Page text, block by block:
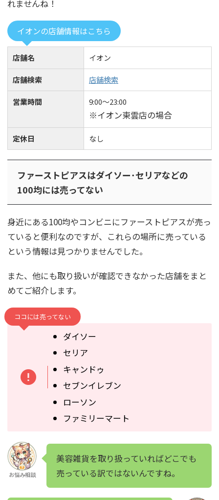
れませんね！
イオンの店舗情報はこちら
店舗名 イオン
店舗検索 店舗検索
営業時間 9:00〜23:00
※イオン東雲店の場合
定休日 なし
ファーストピアスはダイソー･セリアなどの
100均には売ってない
身近にある100均やコンビニにファーストピアスが売っ
ていると便利なのですが、これらの場所に売っている
という情報は見つかりませんでした。
また、他にも取り扱いが確認できなかった店舗をまと
めてご紹介します。
ココには売ってない
ダイソー
セリア
キャンドゥ
セブンイレブン
ローソン
ファミリーマート
お悩み相談
美容雑貨を取り扱っていればどこでも
売っている訳ではないんですね。